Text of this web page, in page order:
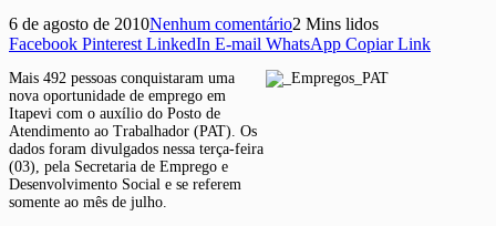
6 de agosto de 2010Nenhum comentário2 Mins lidos
Facebook Pinterest LinkedIn E-mail WhatsApp Copiar Link
Mais 492 pessoas conquistaram uma
nova oportunidade de emprego em
Itapevi com o auxílio do Posto de
Atendimento ao Trabalhador (PAT). Os
dados foram divulgados nessa terça-feira
(03), pela Secretaria de Emprego e
Desenvolvimento Social e se referem
somente ao mês de julho.